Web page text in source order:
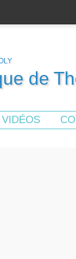
de
VIDÉOS